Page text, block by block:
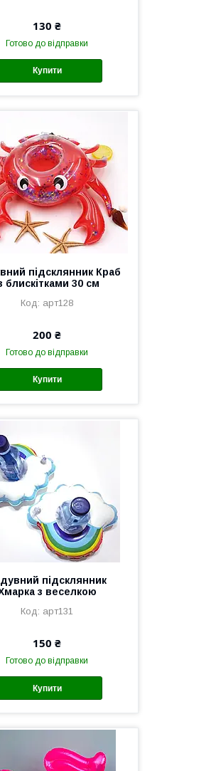
130 ₴
Готово до відправки
Купити
підсклянник Краб
блискітками 30 см
арт128
200 ₴
Готово до відправки
Купити
підсклянник
з веселкою
арт131
150 ₴
Готово до відправки
Купити